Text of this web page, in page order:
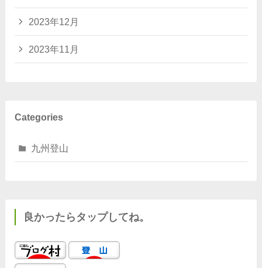
2023年12月
2023年11月
Categories
九州登山
良かったらタップしてね。